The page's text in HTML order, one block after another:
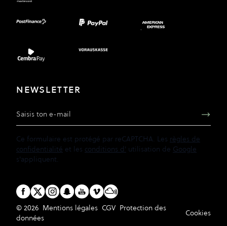
NEWSLETTER
Adresse e-mail
Ce formulaire est protégé par reCAPTCHA. Les règles de
confidentialité et les conditions d' utilisation de Google
s'appliquent.
© 2026 Mentions légales CGV Protection des
données
Cookies